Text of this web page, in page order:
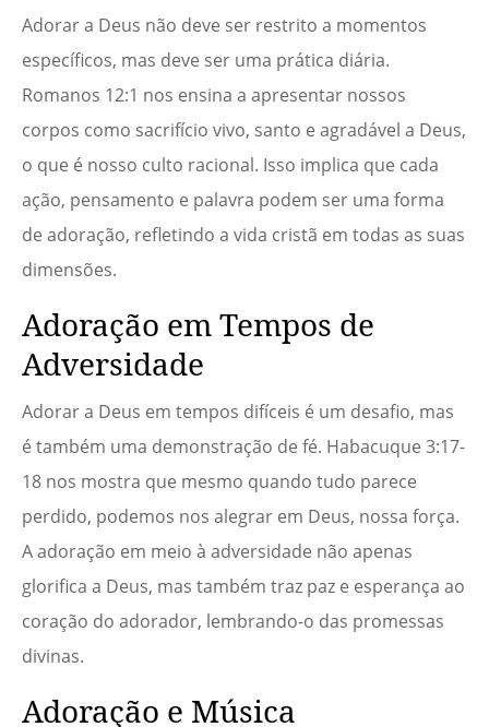
Adorar a Deus não deve ser restrito a momentos
específicos, mas deve ser uma prática diária.
Romanos 12:1 nos ensina a apresentar nossos
corpos como sacrifício vivo, santo e agradável a Deus,
o que é nosso culto racional. Isso implica que cada
ação, pensamento e palavra podem ser uma forma
de adoração, refletindo a vida cristã em todas as suas
dimensões.
Adoração em Tempos de
Adversidade
Adorar a Deus em tempos difíceis é um desafio, mas
é também uma demonstração de fé. Habacuque 3:17-
18 nos mostra que mesmo quando tudo parece
perdido, podemos nos alegrar em Deus, nossa força.
A adoração em meio à adversidade não apenas
glorifica a Deus, mas também traz paz e esperança ao
coração do adorador, lembrando-o das promessas
divinas.
Adoração e Música